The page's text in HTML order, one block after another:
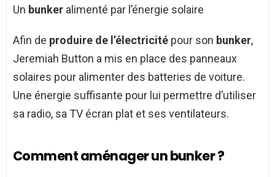
Un bunker alimenté par l’énergie solaire
Afin de produire de l’électricité pour son bunker,
Jeremiah Button a mis en place des panneaux
solaires pour alimenter des batteries de voiture.
Une énergie suffisante pour lui permettre d’utiliser
sa radio, sa TV écran plat et ses ventilateurs.
Comment aménager un bunker ?